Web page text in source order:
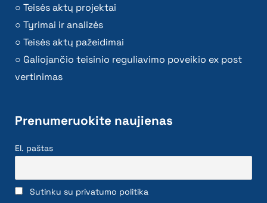
Teisės aktų projektai
Tyrimai ir analizės
Teisės aktų pažeidimai
Galiojančio teisinio reguliavimo poveikio ex post
vertinimas
Prenumeruokite naujienas
El. paštas
Sutinku su privatumo politika